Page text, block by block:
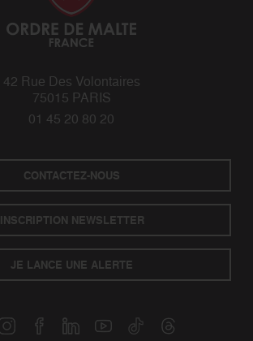
42 Rue Des Volontaires
75015 PARIS
01 45 20 80 20
CONTACTEZ-NOUS
INSCRIPTION NEWSLETTER
JE LANCE UNE ALERTE